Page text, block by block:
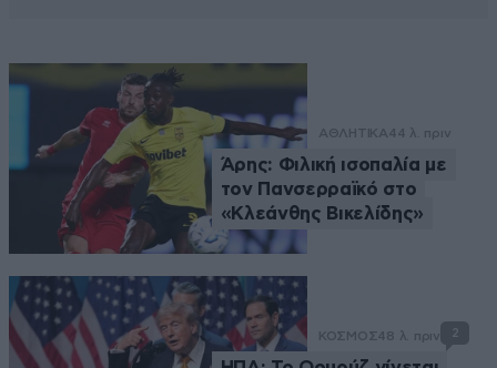
ΑΘΛΗΤΙΚΑ44 λ. πριν
Άρης: Φιλική ισοπαλία με
τον Πανσερραϊκό στο
«Κλεάνθης Βικελίδης»
ΚΟΣΜΟΣ48 λ. πριν 2